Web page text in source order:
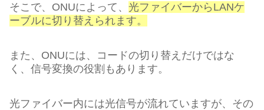
そこで、ONUによって、 光ファイバーからLANケ
ーブルに切り替えられます。
また、ONUには、コードの切り替えだけではな
く、信号変換の役割もあります。
光ファイバー内には光信号が流れていますが、その